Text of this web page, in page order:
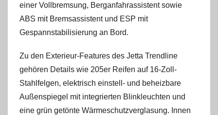
einer Vollbremsung, Berganfahrassistent sowie
ABS mit Bremsassistent und ESP mit
Gespannstabilisierung an Bord.
Zu den Exterieur-Features des Jetta Trendline
gehören Details wie 205er Reifen auf 16-Zoll-
Stahlfelgen, elektrisch einstell- und beheizbare
Außenspiegel mit integrierten Blinkleuchten und
eine grün getönte Wärmeschutzverglasung. Innen